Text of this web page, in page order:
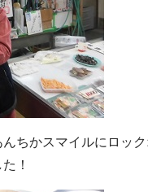
ちかスマイルにロッ
！